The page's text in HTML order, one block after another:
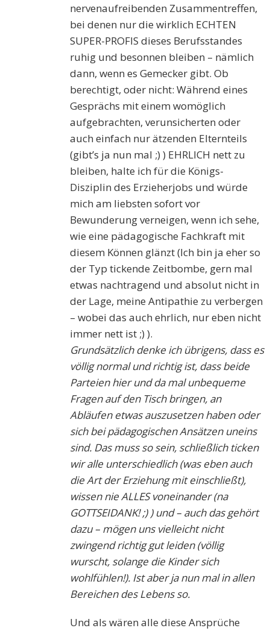
nervenaufreibenden Zusammentreffen,
bei denen nur die wirklich ECHTEN
SUPER-PROFIS dieses Berufsstandes
ruhig und besonnen bleiben – nämlich
dann, wenn es Gemecker gibt. Ob
berechtigt, oder nicht: Während eines
Gesprächs mit einem womöglich
aufgebrachten, verunsicherten oder
auch einfach nur ätzenden Elternteils
(gibt’s ja nun mal ;) ) EHRLICH nett zu
bleiben, halte ich für die Königs-
Disziplin des Erzieherjobs und würde
mich am liebsten sofort vor
Bewunderung verneigen, wenn ich sehe,
wie eine pädagogische Fachkraft mit
diesem Können glänzt (Ich bin ja eher so
der Typ tickende Zeitbombe, gern mal
etwas nachtragend und absolut nicht in
der Lage, meine Antipathie zu verbergen
– wobei das auch ehrlich, nur eben nicht
immer nett ist ;) ).
Grundsätzlich denke ich übrigens, dass es
völlig normal und richtig ist, dass beide
Parteien hier und da mal unbequeme
Fragen auf den Tisch bringen, an
Abläufen etwas auszusetzen haben oder
sich bei pädagogischen Ansätzen uneins
sind. Das muss so sein, schließlich ticken
wir alle unterschiedlich (was eben auch
die Art der Erziehung mit einschließt),
wissen nie ALLES voneinander (na
GOTTSEIDANK! ;) ) und – auch das gehört
dazu – mögen uns vielleicht nicht
zwingend richtig gut leiden (völlig
wurscht, solange die Kinder sich
wohlfühlen!). Ist aber ja nun mal in allen
Bereichen des Lebens so.
Und als wären alle diese Ansprüche